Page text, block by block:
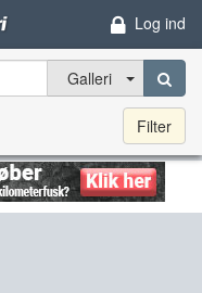
Log ind
Galleri
Filter